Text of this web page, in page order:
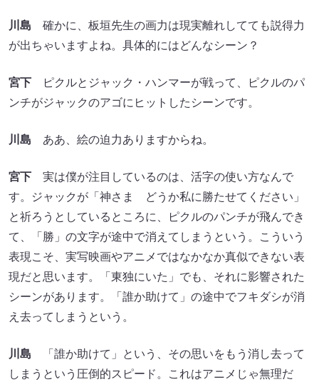
川島 確かに、板垣先生の画力は現実離れしてても説得力
が出ちゃいますよね。具体的にはどんなシーン？
宮下 ピクルとジャック・ハンマーが戦って、ピクルのパ
ンチがジャックのアゴにヒットしたシーンです。
川島 ああ、絵の迫力ありますからね。
宮下 実は僕が注目しているのは、活字の使い方なんで
す。ジャックが「神さま どうか私に勝たせてください」
と祈ろうとしているところに、ピクルのパンチが飛んでき
て、「勝」の文字が途中で消えてしまうという。こういう
表現こそ、実写映画やアニメではなかなか真似できない表
現だと思います。「東独にいた」でも、それに影響された
シーンがあります。「誰か助けて」の途中でフキダシが消
え去ってしまうという。
川島 「誰か助けて」という、その思いをもう消し去って
しまうという圧倒的スピード。これはアニメじゃ無理だ